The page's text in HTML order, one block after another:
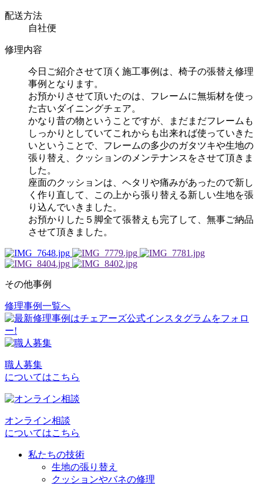
配送方法
自社便
修理内容
今日ご紹介させて頂く施工事例は、椅子の張替え修理
事例となります。
お預かりさせて頂いたのは、フレームに無垢材を使っ
た古いダイニングチェア。
かなり昔の物ということですが、まだまだフレームも
しっかりとしていてこれからも出来れば使っていきた
いということで、フレームの多少のガタツキや生地の
張り替え、クッションのメンテナンスをさせて頂きま
した。
座面のクッションは、ヘタリや痛みがあったので新し
く作り直して、この上から張り替える新しい生地を張
り込んでいきました。
お預かりした５脚全て張替えも完了して、無事ご納品
させて頂きました。
その他事例
投
稿
ナ
ビ
ゲ
ー
シ
ョ
修理事例一覧へ
職人募集
についてはこちら
オンライン相談
についてはこちら
私たちの技術
生地の張り替え
クッションやバネの修理